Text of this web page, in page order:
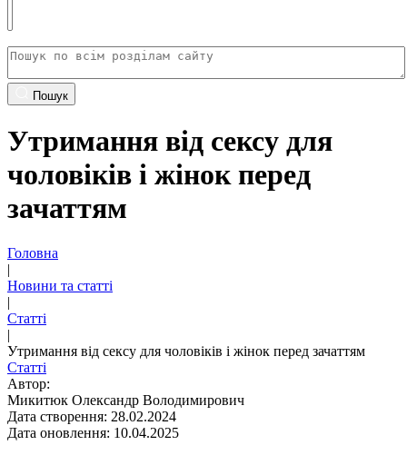
Пошук
Утримання від сексу для
чоловіків і жінок перед
зачаттям
Головна
|
Новини та статті
|
Статті
|
Утримання від сексу для чоловіків і жінок перед зачаттям
Статті
Автор:
Микитюк Олександр Володимирович
Дата створення: 28.02.2024
Дата оновлення: 10.04.2025